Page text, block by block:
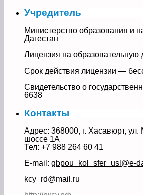
Учредитель
Министерство образования и
Дагестан
Лицензия на образовательную
Срок действия лицензии —
Свидетельство о
6638
Контакты
Адрес: 368000, г. Хасавюрт, ул.
шоссе 1А
Тел: +7 988 264 60 41
E-mail: gbpou_kol_sfer_usl@e-
kcy_rd@mail.ru